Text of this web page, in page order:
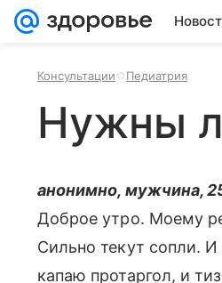
Консультации Педиатрия
Нужны
анонимно, мужчина,
Доброе утро. Моему
Сильно текут сопли.
капаю протаргол, и